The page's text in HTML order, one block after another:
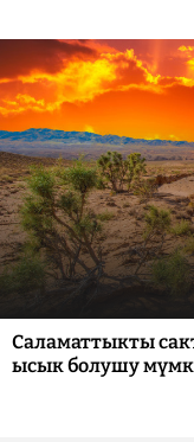
Саламаттыкты
ысык болушу